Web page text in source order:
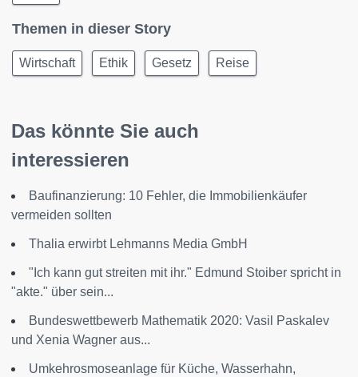
Themen in dieser Story
Wirtschaft Ethik Gesetz Reise
Das könnte Sie auch
interessieren
Baufinanzierung: 10 Fehler, die Immobilienkäufer
vermeiden sollten
Thalia erwirbt Lehmanns Media GmbH
"Ich kann gut streiten mit ihr." Edmund Stoiber spricht in
"akte." über sein...
Bundeswettbewerb Mathematik 2020: Vasil Paskalev
und Xenia Wagner aus...
Umkehrosmoseanlage für Küche, Wasserhahn,